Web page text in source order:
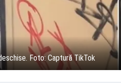
Foto: Captură TikTok